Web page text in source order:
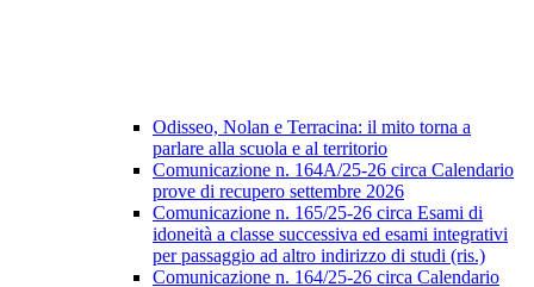
Odisseo, Nolan e Terracina: il mito torna a
parlare alla scuola e al territorio
Comunicazione n. 164A/25-26 circa Calendario
prove di recupero settembre 2026
Comunicazione n. 165/25-26 circa Esami di
idoneità a classe successiva ed esami integrativi
per passaggio ad altro indirizzo di studi (ris.)
Comunicazione n. 164/25-26 circa Calendario